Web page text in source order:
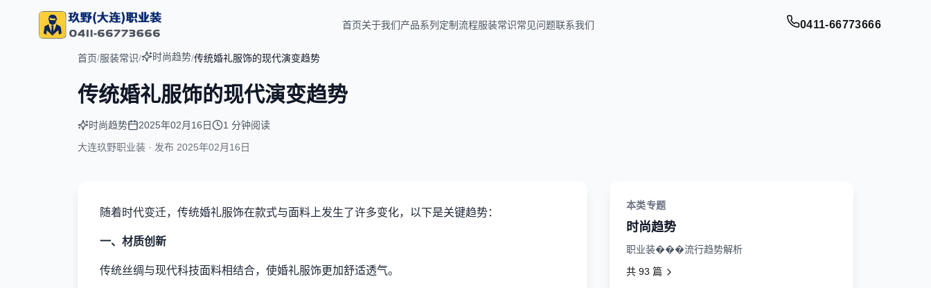
首页关于我们产品系列 定制流程服装常识常见问题联系我们 0411-66773666
首页/服装常识/ 时尚趋势/传统婚礼服饰的现代演变趋势
传统婚礼服饰的现代演变趋势
时尚趋势 2025年02月16日
1 分钟阅读
大连玖野职业装 · 发布 2025年02月16日
随着时代变迁，传统婚礼服饰在款式与面料上发生了许多变化，以下是关键趋势：
一、材质创新
传统丝绸与现代科技面料相结合，使婚礼服饰更加舒适透气。
本类专题
时尚趋势
职业装���流行趋势解析
共 93 篇